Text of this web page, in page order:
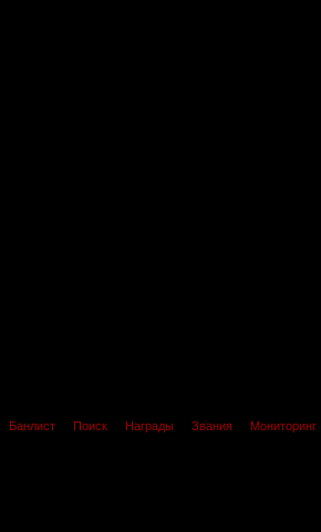
Банлист Поиск Награды Звания Мониторинг